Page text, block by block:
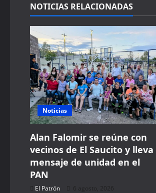
a
v
i
g
a
t
i
o
n
NOTICIAS RELACIONADAS
Noticias
Alan Falomir se reúne con
vecinos de El Saucito y lleva
mensaje de unidad en el
PAN
El Patrón 6 agosto, 2026